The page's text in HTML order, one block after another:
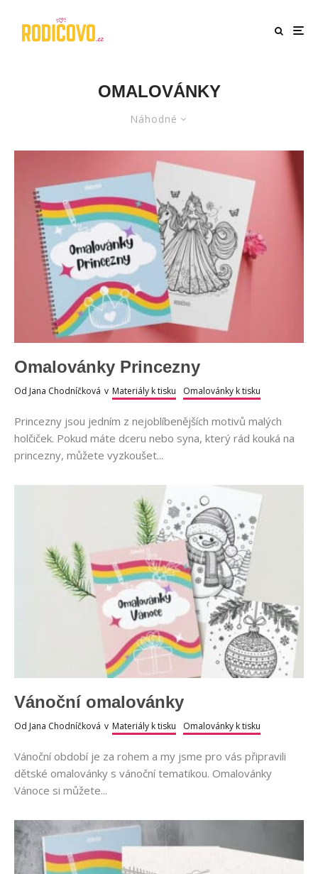
OMALOVÁNKY
Náhodné
Omalovánky Princezny
Od Jana Chodníčková v Materiály k tisku Omalovánky k tisku
Princezny jsou jedním z nejoblíbenějších motivů malých
holčiček. Pokud máte dceru nebo syna, který rád kouká na
princezny, můžete vyzkoušet...
Vánoční omalovánky
Od Jana Chodníčková v Materiály k tisku Omalovánky k tisku
Vánoční období je za rohem a my jsme pro vás připravili
dětské omalovánky s vánoční tematikou. Omalovánky
Vánoce si můžete...